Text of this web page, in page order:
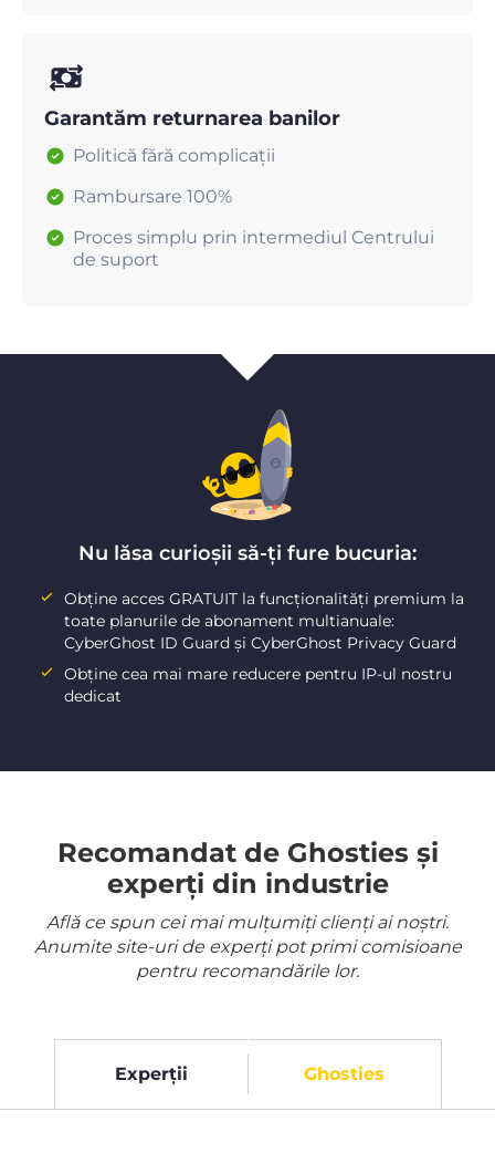
Garantăm returnarea banilor
Politică fără complicații
Rambursare 100%
Proces simplu prin intermediul Centrului
de suport
Nu lăsa curioșii să-ți fure bucuria:
Obține acces GRATUIT la funcționalități premium la
toate planurile de abonament multianuale:
CyberGhost ID Guard și CyberGhost Privacy Guard
Obține cea mai mare reducere pentru IP-ul nostru
dedicat
Recomandat de Ghosties și
experți din industrie
Află ce spun cei mai mulțumiți clienți ai noștri.
Anumite site-uri de experți pot primi comisioane
pentru recomandările lor.
Experții Ghosties